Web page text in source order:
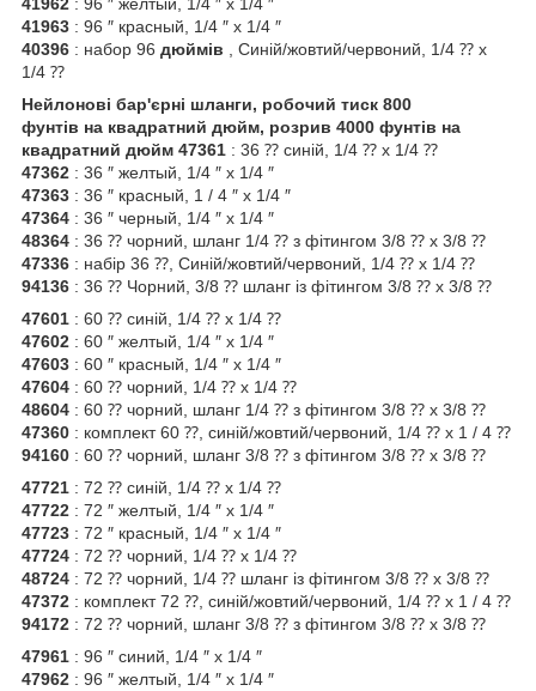
41962 : 96 ″ желтый, 1/4 ″ x 1/4 ″
41963 : 96 ″ красный, 1/4 ″ x 1/4 ″
40396 : набор 96 дюймів , Синій/жовтий/червоний, 1/4 ⁇ x
1/4 ⁇
Нейлонові бар'єрні шланги, робочий тиск 800
фунтів на квадратний дюйм, розрив 4000 фунтів на
квадратний дюйм 47361 : 36 ⁇ синій, 1/4 ⁇ x 1/4 ⁇
47362 : 36 ″ желтый, 1/4 ″ x 1/4 ″
47363 : 36 ″ красный, 1 / 4 ″ x 1/4 ″
47364 : 36 ″ черный, 1/4 ″ x 1/4 ″
48364 : 36 ⁇ чорний, шланг 1/4 ⁇ з фітингом 3/8 ⁇ x 3/8 ⁇
47336 : набір 36 ⁇, Синій/жовтий/червоний, 1/4 ⁇ x 1/4 ⁇
94136 : 36 ⁇ Чорний, 3/8 ⁇ шланг із фітингом 3/8 ⁇ x 3/8 ⁇
47601 : 60 ⁇ синій, 1/4 ⁇ x 1/4 ⁇
47602 : 60 ″ желтый, 1/4 ″ x 1/4 ″
47603 : 60 ″ красный, 1/4 ″ x 1/4 ″
47604 : 60 ⁇ чорний, 1/4 ⁇ x 1/4 ⁇
48604 : 60 ⁇ чорний, шланг 1/4 ⁇ з фітингом 3/8 ⁇ x 3/8 ⁇
47360 : комплект 60 ⁇, синій/жовтий/червоний, 1/4 ⁇ x 1 / 4 ⁇
94160 : 60 ⁇ чорний, шланг 3/8 ⁇ з фітингом 3/8 ⁇ x 3/8 ⁇
47721 : 72 ⁇ синій, 1/4 ⁇ x 1/4 ⁇
47722 : 72 ″ желтый, 1/4 ″ x 1/4 ″
47723 : 72 ″ красный, 1/4 ″ x 1/4 ″
47724 : 72 ⁇ чорний, 1/4 ⁇ x 1/4 ⁇
48724 : 72 ⁇ чорний, 1/4 ⁇ шланг із фітингом 3/8 ⁇ x 3/8 ⁇
47372 : комплект 72 ⁇, синій/жовтий/червоний, 1/4 ⁇ x 1 / 4 ⁇
94172 : 72 ⁇ чорний, шланг 3/8 ⁇ з фітингом 3/8 ⁇ x 3/8 ⁇
47961 : 96 ″ синий, 1/4 ″ x 1/4 ″
47962 : 96 ″ желтый, 1/4 ″ x 1/4 ″